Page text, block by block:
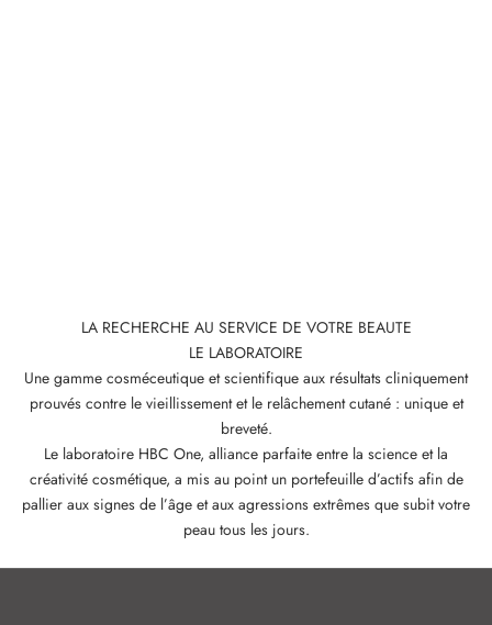
LA RECHERCHE AU SERVICE DE VOTRE BEAUTE
LE LABORATOIRE
Une gamme cosméceutique et scientifique aux résultats cliniquement
prouvés contre le vieillissement et le relâchement cutané : unique et
breveté.
Le laboratoire HBC One, alliance parfaite entre la science et la
créativité cosmétique, a mis au point un portefeuille d’actifs afin de
pallier aux signes de l’âge et aux agressions extrêmes que subit votre
peau tous les jours.